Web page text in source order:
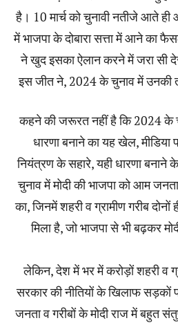
है। 10 मार्च को चुनावी नतीजे आते
में भाजपा के दोबारा सत्ता में आने का
ने खुद इसका ऐलान करने में जरा सी
इस जीत ने, 2024 के चुनाव में उनकी
कहने की जरूरत नहीं है कि 2024 के
धारणा बनाने का यह खेल,
नियंत्रण के सहारे, यही धारणा बनाने
चुनाव में मोदी की भाजपा को आम
का, जिनमें शहरी व ग्रामीण गरीब
मिला है, जो भाजपा से भी बढ़कर
लेकिन, देश में भर में करोड़ों शहरी व
सरकार की नीतियों के खिलाफ सड़कों
जनता व गरीबों के मोदी राज में बहुत